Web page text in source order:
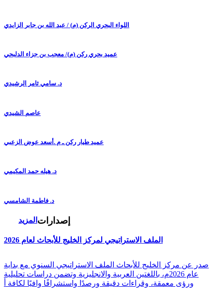
اللواء البحري الركن (م) / عبد الله بن جابر الزايدي
عميد بحري ركن (م)/ معجب بن جزاء الدلبحي
د. سامي ثامر الرشيدي
عاصم الشيدي
عميد طيار ركن ـ م .أسعد عوض الزعبي
د. هيله حمد المكيمي
د. فاطمة الشامسي
المزيد إصدارات
الملف الاستراتيجي لمركز الخليج للأبحاث لعام 2026
صدر عن مركز الخليج للأبحاث الملف الاستراتيجي السنوي مع بداية
عام 2026م، باللغتين العربية والانجليزية وتضمن دراسات تحليلية
ورؤى معمقة، وقراءات دقيقة ورصدًا واستشرافًا وافيًا لكافة أ